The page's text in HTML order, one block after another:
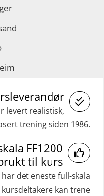
levert realistisk,
trening siden 1986.
FF1200
til kurs
det eneste full-skala
kan trene